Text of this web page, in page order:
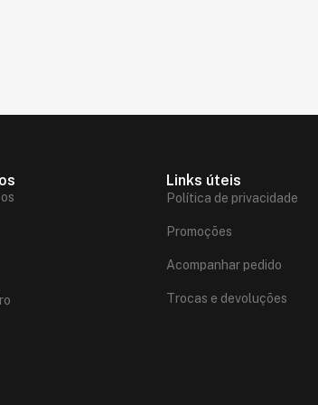
Links úteis
Política de privacidade
Promoções
Acompanhar pedido
Trocas e devoluções